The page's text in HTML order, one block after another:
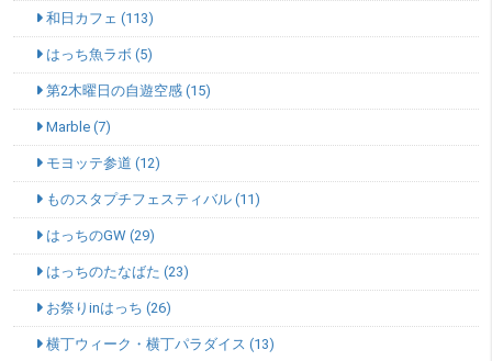
和日カフェ (113)
はっち魚ラボ (5)
第2木曜日の自遊空感 (15)
Marble (7)
モヨッテ参道 (12)
ものスタプチフェスティバル (11)
はっちのGW (29)
はっちのたなばた (23)
お祭りinはっち (26)
横丁ウィーク・横丁パラダイス (13)